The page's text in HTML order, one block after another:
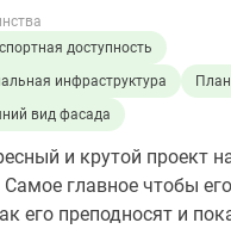
доступность
инфраструктура
вид фасада
и крутой проект
Самое главное чтобы
его преподносят и